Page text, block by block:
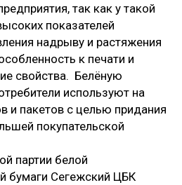
так как у такой
показателей
надрыву и растяжения
к печати и
свойства. Белёную
используют на
и пакетов с целью придания
покупательской
партии белой
бумаги Сегежский ЦБК